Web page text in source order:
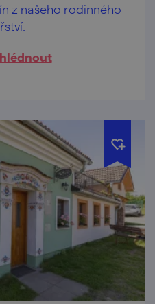
z našeho rodinného